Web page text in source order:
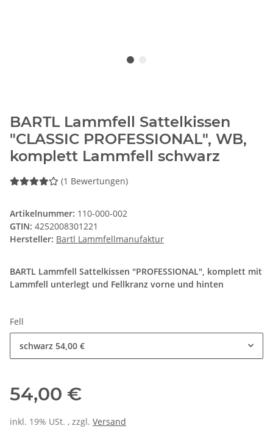
BARTL Lammfell Sattelkissen
"CLASSIC PROFESSIONAL", WB,
komplett Lammfell schwarz
(1 Bewertungen)
Artikelnummer: 110-000-002
GTIN: 4252008301221
Hersteller: Bartl Lammfellmanufaktur
BARTL Lammfell Sattelkissen "PROFESSIONAL", komplett mit
Lammfell unterlegt und Fellkranz vorne und hinten
Fell
schwarz 54,00 €
54,00 €
inkl. 19% USt. , zzgl. Versand